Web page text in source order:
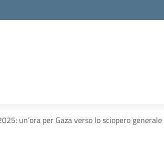
un’ora per Gaza verso lo sciopero generale